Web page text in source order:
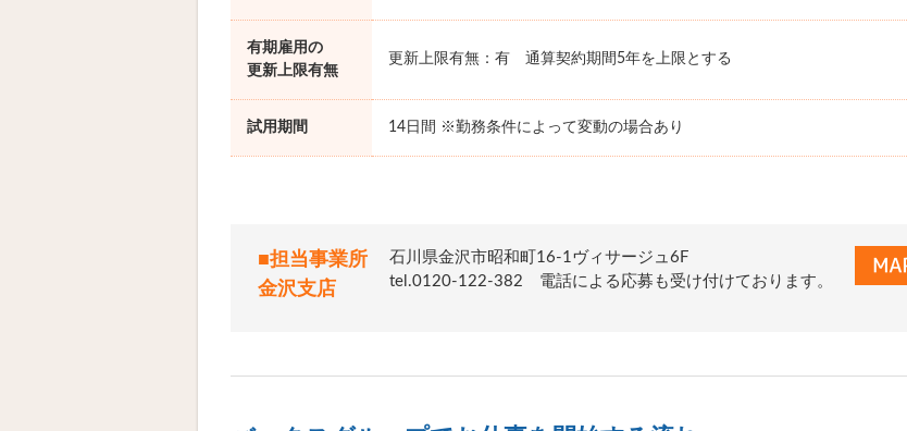
有期雇用の
更新上限有無
更新上限有無：有 通算契約期間5年を上限とする
試用期間 14日間 ※勤務条件によって変動の場合あり
■担当事業所
金沢支店
石川県金沢市昭和町16-1ヴィサージュ6F
tel.0120-122-382 電話による応募も受け付けております。